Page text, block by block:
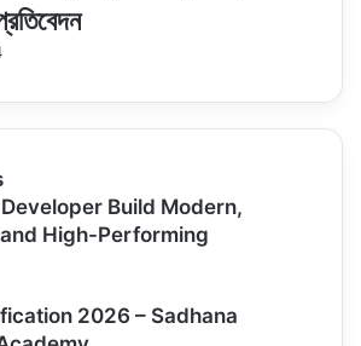
Build Modern,
High-Performing
2026 – Sadhana